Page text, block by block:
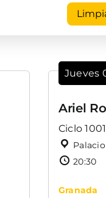
Jueves
Ariel
Ciclo
20:30
Granada